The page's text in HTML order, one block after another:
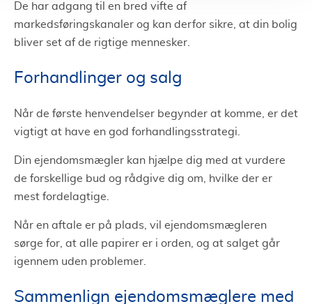
De har adgang til en bred vifte af
markedsføringskanaler og kan derfor sikre, at din bolig
bliver set af de rigtige mennesker.
Forhandlinger og salg
Når de første henvendelser begynder at komme, er det
vigtigt at have en god forhandlingsstrategi.
Din ejendomsmægler kan hjælpe dig med at vurdere
de forskellige bud og rådgive dig om, hvilke der er
mest fordelagtige.
Når en aftale er på plads, vil ejendomsmægleren
sørge for, at alle papirer er i orden, og at salget går
igennem uden problemer.
Sammenlign ejendomsmæglere med